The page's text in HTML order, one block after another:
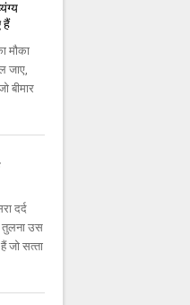
हैं
मौका
जाए,
बीमार
दर्द
तुलना उस
जो सत्‍ता